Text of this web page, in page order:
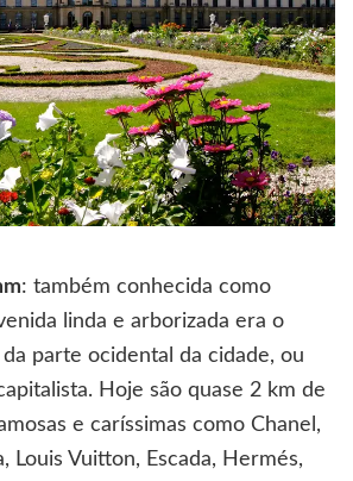
: também conhecida como
linda e arborizada era o
parte ocidental da cidade, ou
Hoje são quase 2 km de
e caríssimas como Chanel,
Louis Vuitton, Escada, Hermés,